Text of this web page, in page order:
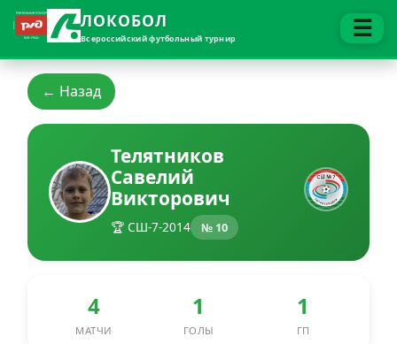
ЛОКОБОЛ
Всероссийский футбольный турнир ☰
← Назад
Телятников
Савелий
Викторович
🏆 СШ-7-2014 № 10
4
МАТЧИ
1
ГОЛЫ
1
ГП